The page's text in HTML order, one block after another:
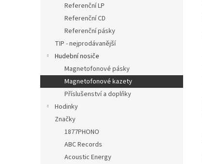
Referenční LP
Referenční CD
Referenční pásky
TIP - nejprodávanější
Hudební nosiče
Magnetofonové pásky
Magnetofonové kazety
Příslušenství a doplňky
Hodinky
Značky
1877PHONO
ABC Records
Acoustic Energy